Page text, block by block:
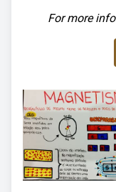
For more